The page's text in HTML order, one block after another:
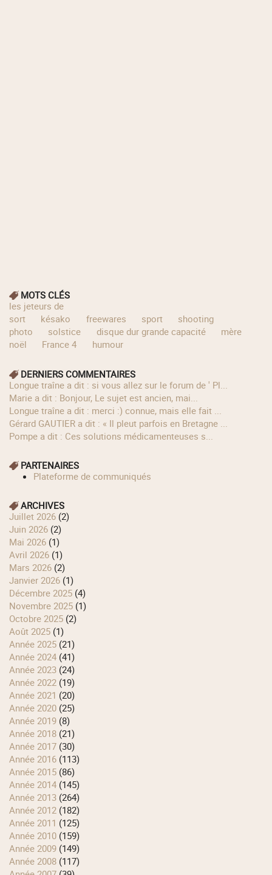
MOTS CLÉS
les jeteurs de
sort
késako freewares sport
shooting
photo
solstice disque dur grande capacité
mère
noël
France 4 humour
DERNIERS COMMENTAIRES
longue traîne a dit : si vous allez sur le forum de ' Pl...
Marie a dit : Bonjour, Le sujet est ancien, mai...
longue traîne a dit : merci :) connue, mais elle fait ...
Gérard GAUTIER a dit : « Il pleut parfois en Bretagne ...
Pompe a dit : Ces solutions médicamenteuses s...
PARTENAIRES
Plateforme de communiqués
ARCHIVES
juillet 2026 (2)
juin 2026 (2)
mai 2026 (1)
avril 2026 (1)
mars 2026 (2)
janvier 2026 (1)
décembre 2025 (4)
novembre 2025 (1)
octobre 2025 (2)
août 2025 (1)
année 2025 (21)
année 2024 (41)
année 2023 (24)
année 2022 (19)
année 2021 (20)
année 2020 (25)
année 2019 (8)
année 2018 (21)
année 2017 (30)
année 2016 (113)
année 2015 (86)
année 2014 (145)
année 2013 (264)
année 2012 (182)
année 2011 (125)
année 2010 (159)
année 2009 (149)
année 2008 (117)